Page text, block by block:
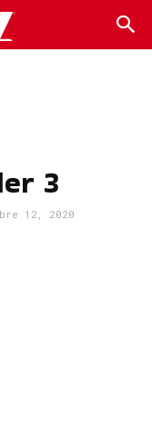
3
12, 2020